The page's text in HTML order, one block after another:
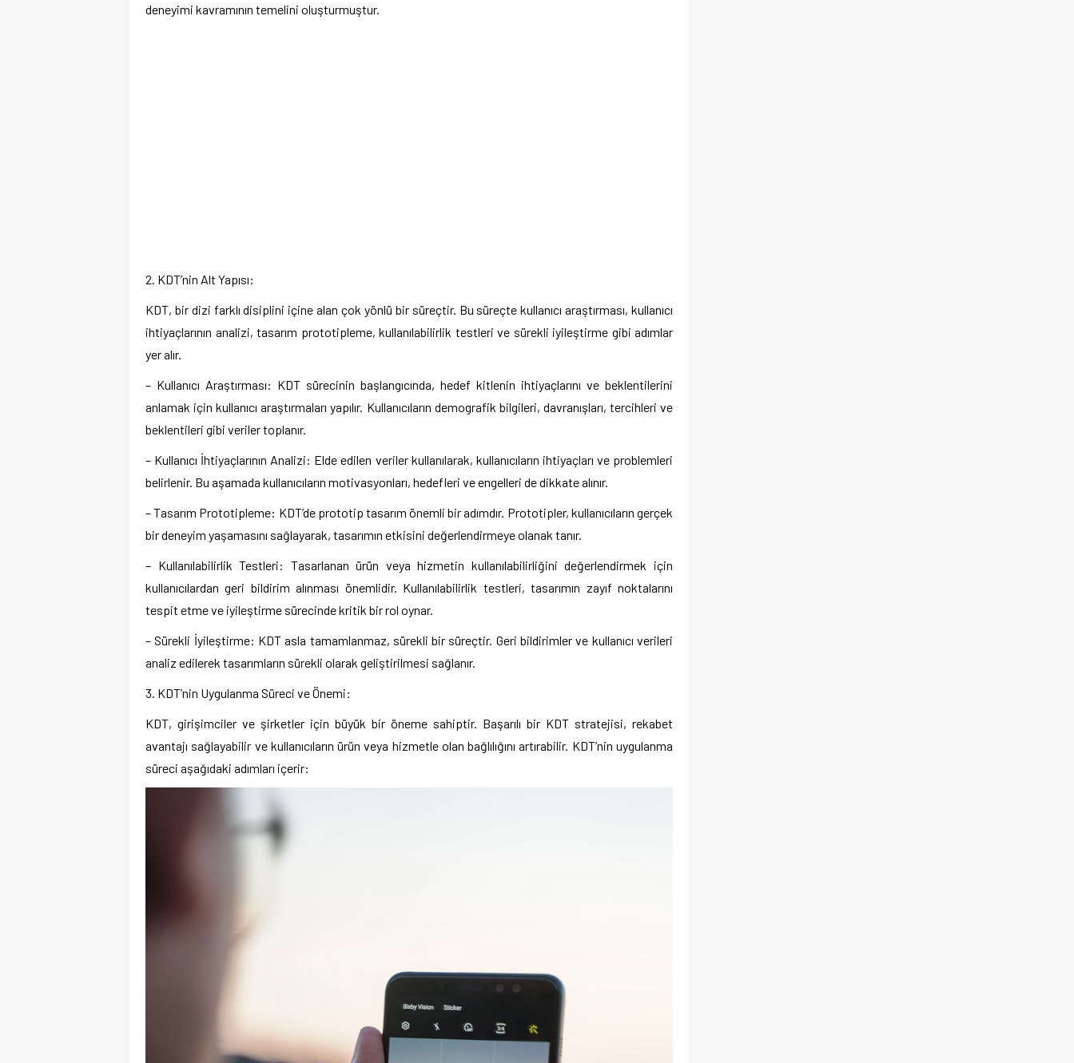
deneyimi kavramının temelini oluşturmuştur.
2. KDT’nin Alt Yapısı:
KDT, bir dizi farklı disiplini içine alan çok yönlü bir süreçtir. Bu süreçte kullanıcı araştırması, kullanıcı
ihtiyaçlarının analizi, tasarım prototipleme, kullanılabilirlik testleri ve sürekli iyileştirme gibi adımlar
yer alır.
– Kullanıcı Araştırması: KDT sürecinin başlangıcında, hedef kitlenin ihtiyaçlarını ve beklentilerini
anlamak için kullanıcı araştırmaları yapılır. Kullanıcıların demografik bilgileri, davranışları, tercihleri ve
beklentileri gibi veriler toplanır.
– Kullanıcı İhtiyaçlarının Analizi: Elde edilen veriler kullanılarak, kullanıcıların ihtiyaçları ve problemleri
belirlenir. Bu aşamada kullanıcıların motivasyonları, hedefleri ve engelleri de dikkate alınır.
– Tasarım Prototipleme: KDT’de prototip tasarım önemli bir adımdır. Prototipler, kullanıcıların gerçek
bir deneyim yaşamasını sağlayarak, tasarımın etkisini değerlendirmeye olanak tanır.
– Kullanılabilirlik Testleri: Tasarlanan ürün veya hizmetin kullanılabilirliğini değerlendirmek için
kullanıcılardan geri bildirim alınması önemlidir. Kullanılabilirlik testleri, tasarımın zayıf noktalarını
tespit etme ve iyileştirme sürecinde kritik bir rol oynar.
– Sürekli İyileştirme: KDT asla tamamlanmaz, sürekli bir süreçtir. Geri bildirimler ve kullanıcı verileri
analiz edilerek tasarımların sürekli olarak geliştirilmesi sağlanır.
3. KDT’nin Uygulanma Süreci ve Önemi:
KDT, girişimciler ve şirketler için büyük bir öneme sahiptir. Başarılı bir KDT stratejisi, rekabet
avantajı sağlayabilir ve kullanıcıların ürün veya hizmetle olan bağlılığını artırabilir. KDT’nin uygulanma
süreci aşağıdaki adımları içerir: